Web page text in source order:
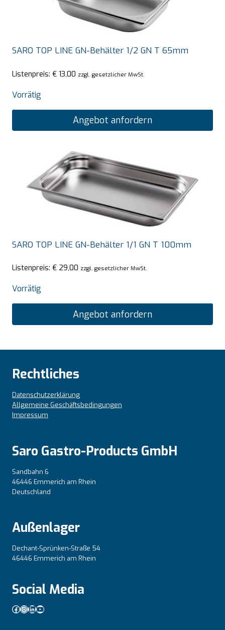
SARO TOP LINE GN-Behälter 1/2 GN T 65mm
Listenpreis: € 13,00 zzgl. gesetzlicher MwSt.
Vorrätig
Angebot anfordern
SARO TOP LINE GN-Behälter 1/1 GN T 100mm
Listenpreis: € 29,00 zzgl. gesetzlicher MwSt.
Vorrätig
Angebot anfordern
Rechtliches
Datenschutzerklärung
Allgemeine Geschäftsbedingungen
Impressum
Saro Gastro-Products GmbH
Sandbahn 6
46446 Emmerich am Rhein
Deutschland
Außenlager
Dechant-Sprünken-Straße 54
46446 Emmerich am Rhein
Social Media
Facebook
Instagram
LinkedIn
YouTube